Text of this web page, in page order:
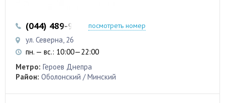
(044) 489-96-33 (097) 480-70-29
посмотреть номер
ул. Северна, 26
пн. — вс.: 10:00—22:00
Метро: Героев Днепра
Район: Оболонский / Минский